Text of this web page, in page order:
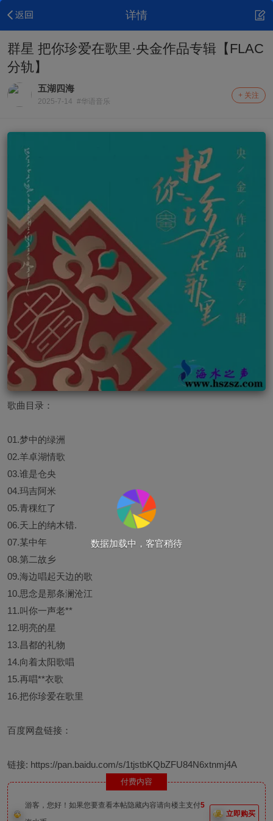
数据加载中，客官稍待
详情
群星 把你珍爱在歌里·央金作品专辑【FLAC
分轨】
五湖四海
2025-7-14 #华语音乐
+ 关注
歌曲目录：
01.梦中的绿洲
02.羊卓湖情歌
03.谁是仓央
04.玛吉阿米
05.青稞红了
06.天上的纳木错.
07.某中年
08.第二故乡
09.海边唱起天边的歌
10.思念是那条澜沧江
11.叫你一声老**
12.明亮的星
13.昌都的礼物
14.向着太阳歌唱
15.再唱**衣歌
16.把你珍爱在歌里
百度网盘链接：
链接: https://pan.baidu.com/s/1tjstbKQbZFU84N6xtnmj4A
付费内容
游客，您好！如果您要查看本帖隐藏内容请向楼主支付5
立即购买